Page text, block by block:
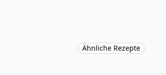
Ähnliche Rezepte